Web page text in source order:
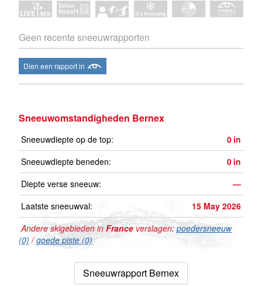
Geen recente sneeuwrapporten
Dien een rapport in
Sneeuwomstandigheden Bernex
Sneeuwdiepte op de top: 0 in
Sneeuwdiepte beneden:
0 in
Diepte verse sneeuw:
—
Laatste sneeuwval:
15 May 2026
Andere skigebieden in France verslagen: poedersneeuw
(0) /goede piste (0)
Sneeuwrapport Bernex